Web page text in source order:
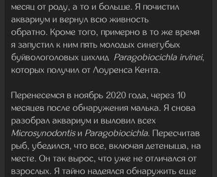
месяц от роду, а то и больше. Я почистил
аквариум и вернул всю живность
обратно. Кроме того, примерно в то же время
я запустил к ним пять молодых синегубых
буйвологоловых цихлид Paragobiocichla irvinei,
которых получил от Лоуренса Кента.
Перенесемся в ноябрь 2020 года, через 10
месяцев после обнаружения малька. Я снова
разобрал аквариум и выловил всех
Microsynodontisи Paragobiocichla. Пересчитав
рыб, убедился, что все, включая детеныша, на
месте. Он так вырос, что уже не отличался от
взрослых. Я тайно надеялся обнаружить еще